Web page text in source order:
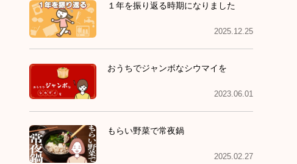
１年を振り返る時期になりました
2025.12.25
おうちでジャンボなシウマイを
2023.06.01
もらい野菜で常夜鍋
2025.02.27